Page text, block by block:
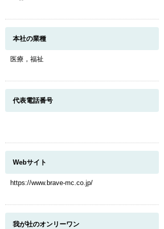
本社の業種
医療，福祉
代表電話番号
Webサイト
https://www.brave-mc.co.jp/
我が社のオンリーワン